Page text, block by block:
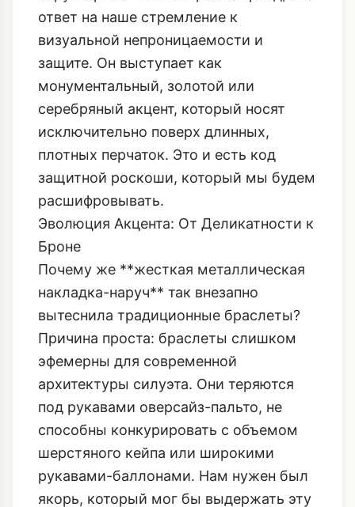
наруч-броня - это не просто тренд, это
ответ на наше стремление к
визуальной непроницаемости и
защите. Он выступает как
серебряный акцент, который носят
исключительно поверх длинных,
плотных перчаток. Это и есть код
защитной роскоши, который мы будем
расшифровывать.
Эволюция Акцента: От Деликатности к
Почему же **жесткая металлическая
накладка-наруч** так внезапно
вытеснила традиционные браслеты?
Причина проста: браслеты слишком
эфемерны для современной
архитектуры силуэта. Они теряются
под рукавами оверсайз-пальто, не
способны конкурировать с объемом
шерстяного кейпа или широкими